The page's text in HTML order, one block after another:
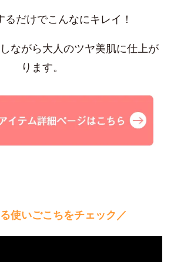
るだけでこんなにキレイ！
ながら大人のツヤ美肌に仕上が
ります。
使いごこちをチェック／